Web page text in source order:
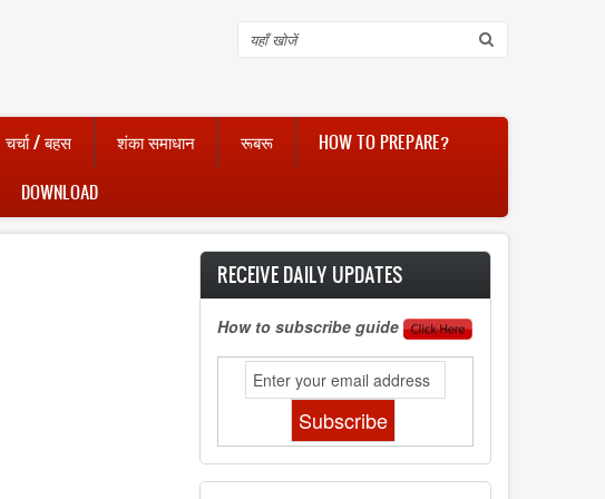
Search
चर्चा / बहस शंका समाधान रूबरू HOW TO PREPARE?
DOWNLOAD
RECEIVE DAILY UPDATES
How to subscribe guide